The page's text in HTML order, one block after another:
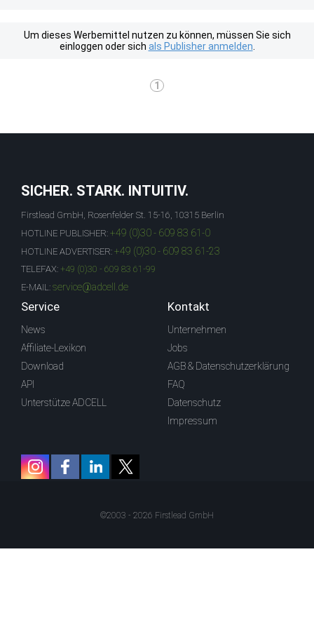
Um dieses Werbemittel nutzen zu können, müssen Sie sich
einloggen oder sich als Publisher anmelden
1
SICHER. STARK. INTUITIV.
Firstlead GmbH, Rosenfelder St. 15-16, 10315 Berlin
HOTLINE PUBLISHER: +49 (0)30 - 609 83 61-0
HOTLINE ADVERTISER: +49 (0)30 - 609 83 61-23
TELEFAX: +49 (0)30 - 609 83 61-99
E-MAIL: service@adcell.de
Service
News
Affiliate-Lexikon
Download
API
Unterstütze ADCELL
Kontakt
Unternehmen
Jobs
AGB & Datenschutzerklärung
FAQ
Datenschutz
Impressum
©2003 - 2026 Firstlead GmbH